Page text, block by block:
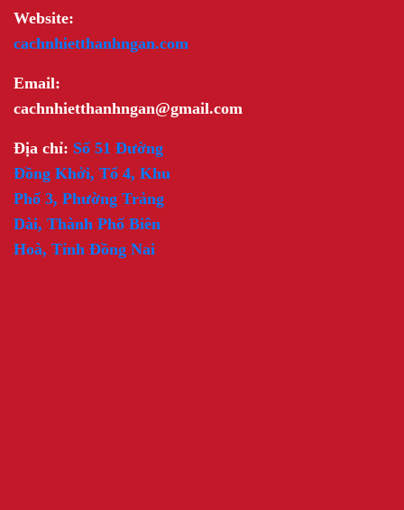
Website:
cachnhietthanhngan.com
Email:
cachnhietthanhngan@gmail.com
Địa chỉ: Số 51 Đường
Đồng Khởi, Tổ 4, Khu
Phố 3, Phường Trảng
Dài, Thành Phố Biên
Hoà, Tỉnh Đồng Nai